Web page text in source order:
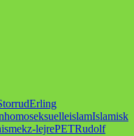
Erling
homoseksuelleislamIslamisk
kz-lejrePETRudolf